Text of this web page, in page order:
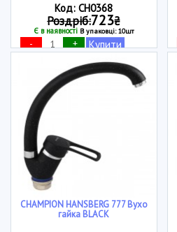
Код: CH0368
Роздріб:723₴
Є в наявностіВ упаковці: 10шт
- + Купити
CHAMPION HANSBERG 777 Вухо
гайка BLACK